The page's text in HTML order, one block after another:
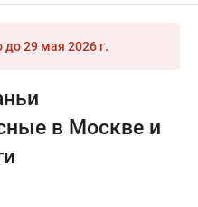
до29 мая 2026 г.
в Москве и